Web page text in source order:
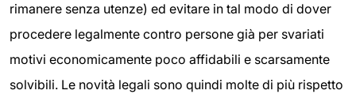
rimanere senza utenze) ed evitare in tal modo di dover
procedere legalmente contro persone già per svariati
motivi economicamente poco affidabili e scarsamente
solvibili. Le novità legali sono quindi molte di più rispetto